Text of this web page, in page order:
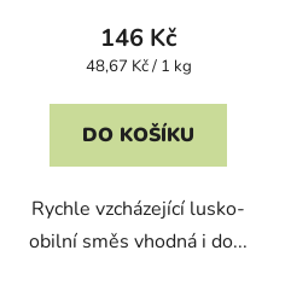
146 Kč
Měrná
48,67 Kč / 1 kg
DO KOŠÍKU
Rychle vzcházející lusko-
obilní směs vhodná i do...